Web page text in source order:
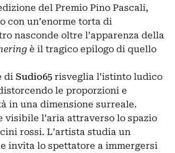
del Premio Pino Pascali,
con un’enorme torta di
nasconde oltre l’apparenza della
è il tragico epilogo di quello
di Sudio65 risveglia l’istinto ludico
le proporzioni e
in una dimensione surreale.
visibile l’aria attraverso lo spazio
rossi. L’artista studia un
invita lo spettatore a immergersi